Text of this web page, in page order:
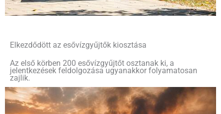
Elkezdődött az esővízgyűjtők kiosztása
Az első körben 200 esővízgyűjtőt osztanak ki, a
jelentkezések feldolgozása ugyanakkor folyamatosan
zajlik.